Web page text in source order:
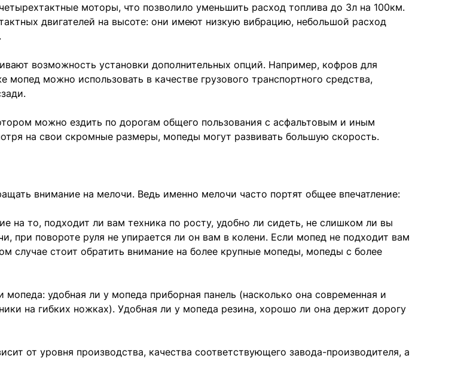
моторы, что позволило уменьшить расход топлива до 3л на 100км.
двигателей на высоте: они имеют низкую вибрацию, небольшой расход
возможность установки дополнительных опций. Например, кофров для
мопед можно использовать в качестве грузового транспортного средства,
можно ездить по дорогам общего пользования с асфальтовым и иным
на свои скромные размеры, мопеды могут развивать большую скорость.
внимание на мелочи. Ведь именно мелочи часто портят общее впечатление:
на то, подходит ли вам техника по росту, удобно ли сидеть, не слишком ли вы
при повороте руля не упирается ли он вам в колени. Если мопед не подходит вам
случае стоит обратить внимание на более крупные мопеды, мопеды с более
мопеда: удобная ли у мопеда приборная панель (насколько она современная и
на гибких ножках). Удобная ли у мопеда резина, хорошо ли она держит дорогу
от уровня производства, качества соответствующего завода-производителя, а